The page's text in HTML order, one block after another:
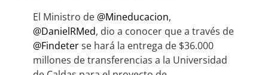
El Ministro de @Mineducacion,
@DanielRMed, dio a conocer que a través de
@Findeterse hará la entrega de $36.000
millones de transferencias a la Universidad